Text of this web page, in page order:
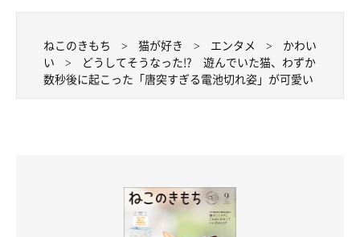
ねこのきもち 猫が好き エンタメ
かわい
い
どうしてそうなった!? 遊んでいた猫、わずか
数秒後に起こった「唐突すぎる電池切れ姿」が可愛い